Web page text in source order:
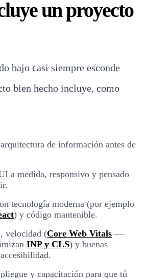
un proyecto
bajo casi siempre esconde
bien hecho incluye, como
de información antes de
a medida, responsivo y pensado
tecnología moderna (por ejemplo
) y código mantenible.
velocidad (Core Web Vitals —
INP y CLS) y buenas
y capacitación para que tú